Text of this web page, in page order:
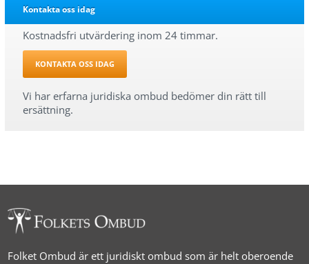
Kontakta oss idag
Kostnadsfri utvärdering inom 24 timmar.
KONTAKTA OSS IDAG
Vi har erfarna juridiska ombud bedömer din rätt till
ersättning.
Folket Ombud är ett juridiskt ombud som är helt oberoende